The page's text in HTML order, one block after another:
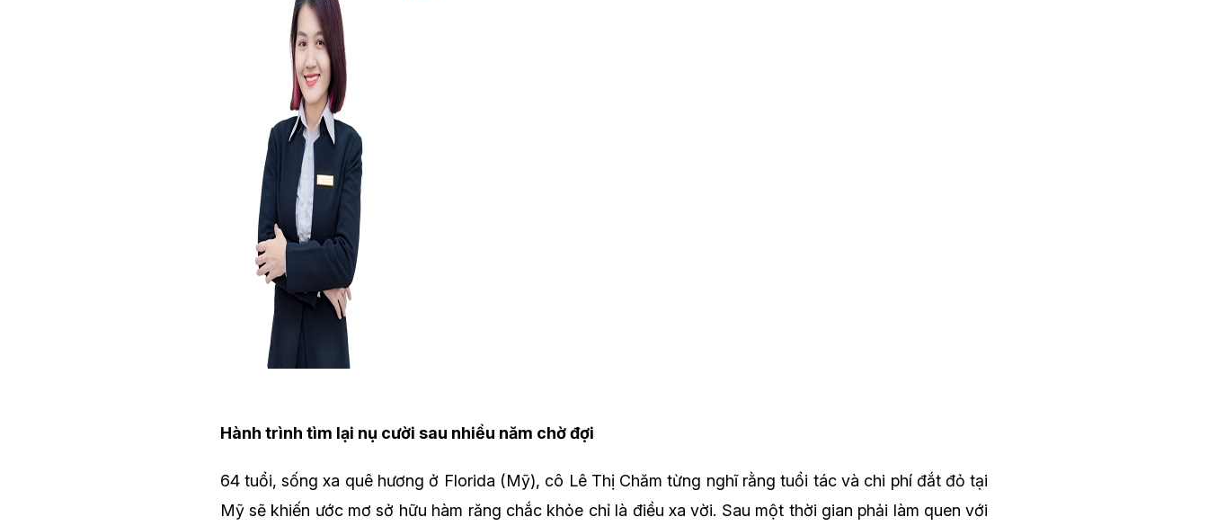
Hành trình tìm lại nụ cười sau nhiều năm chờ đợi
64 tuổi, sống xa quê hương ở Florida (Mỹ), cô Lê Thị Chăm từng nghĩ rằng tuổi tác và chi phí đắt đỏ tại
Mỹ sẽ khiến ước mơ sở hữu hàm răng chắc khỏe chỉ là điều xa vời. Sau một thời gian phải làm quen với